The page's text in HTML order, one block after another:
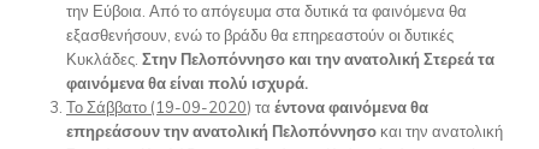
την Εύβοια. Από το απόγευμα στα δυτικά τα φαινόμενα θα
εξασθενήσουν, ενώ το βράδυ θα επηρεαστούν οι δυτικές
Κυκλάδες. Στην Πελοπόννησο και την ανατολική Στερεά τα
φαινόμενα θα είναι πολύ ισχυρά.
Το Σάββατο (19-09-2020) τα έντονα φαινόμενα θα
επηρεάσουν την ανατολική Πελοπόννησο και την ανατολική